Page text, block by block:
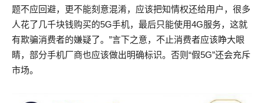
题不应回避，更不能刻意混淆，应该把知情权还给用户，很多
人花了几千块钱购买的5G手机，最后只能使用4G服务，这就
有欺骗消费者的嫌疑了。”言下之意，不止消费者应该睁大眼
睛，部分手机厂商也应该做出明确标识。否则“假5G”还会充斥
市场。